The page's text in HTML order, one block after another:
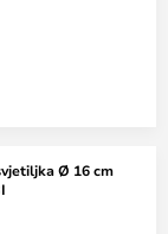
Ø 16 cm